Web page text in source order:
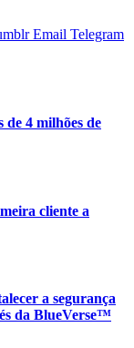
Email Telegram
de 4 milhões de
cliente a
a segurança
da BlueVerse™